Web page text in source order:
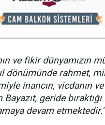
ve fikir dünyamızın
dönümünde rahmet,
inancın, vicdanın
geride
devam etmektedir."